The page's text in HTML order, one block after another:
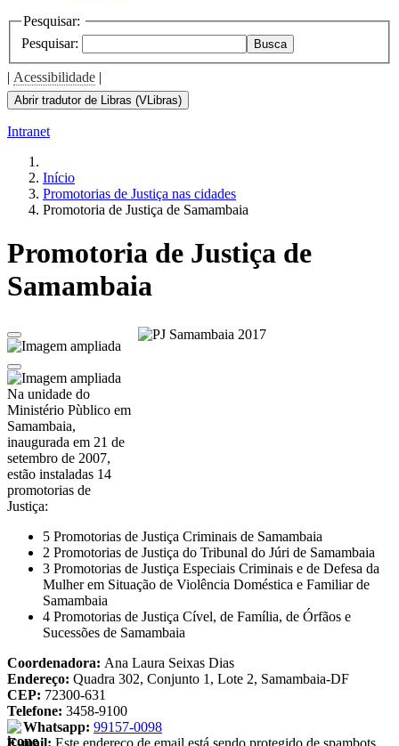
Pesquisar:
Pesquisar:
Busca
| Acessibilidade |
Abrir tradutor de Libras (VLibras)
Intranet
Início
Promotorias de Justiça nas cidades
Promotoria de Justiça de Samambaia
Promotoria de Justiça de
Samambaia
Na unidade do
Ministério Pùblico em
Samambaia,
inaugurada em 21 de
setembro de 2007,
estão instaladas 14
promotorias de
Justiça:
5 Promotorias de Justiça Criminais de Samambaia
2 Promotorias de Justiça do Tribunal do Júri de Samambaia
3 Promotorias de Justiça Especiais Criminais e de Defesa da
Mulher em Situação de Violência Doméstica e Familiar de
Samambaia
4 Promotorias de Justiça Cível, de Família, de Órfãos e
Sucessões de Samambaia
Coordenadora: Ana Laura Seixas Dias
Endereço: Quadra 302, Conjunto 1, Lote 2, Samambaia-DF
CEP: 72300-631
Telefone: 3458-9100
Whatsapp: 99157-0098
E-mail: Este endereço de email está sendo protegido de spambots.